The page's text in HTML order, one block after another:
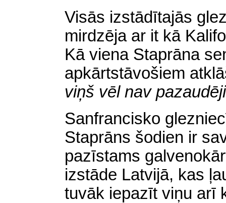
Visās izstādītajās
mirdzēja ar it kā
Kā viena Staprāna
apkārtstāvošiem
viņš vēl nav
Sanfrancisko
Staprāns šodien ir
pazīstams
izstāde Latvijā, kas
tuvāk iepazīt viņu arī